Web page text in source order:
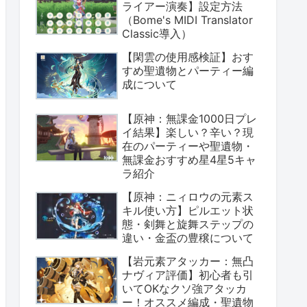
ライアー演奏】設定方法
（Bome's MIDI Translator
Classic導入）
【閑雲の使用感検証】おす
すめ聖遺物とパーティー編
成について
【原神：無課金1000日プレ
イ結果】楽しい？辛い？現
在のパーティーや聖遺物・
無課金おすすめ星4星5キャ
ラ紹介
【原神：ニィロウの元素ス
キル使い方】ピルエット状
態・剣舞と旋舞ステップの
違い・金盃の豊穣について
【岩元素アタッカー：無凸
ナヴィア評価】初心者も引
いてOKなクソ強アタッカ
ー！オススメ編成・聖遺物